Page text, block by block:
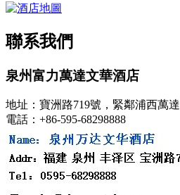
聯系我們
泉州富力萬達文華酒店
地址：寶洲路719號，緊鄰浦西萬達
電話：+86-595-68298888